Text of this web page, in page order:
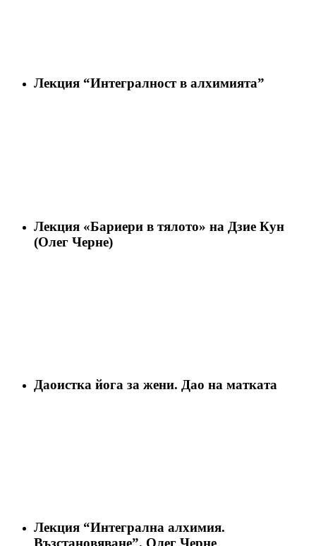
Лекция “Интегралност в алхимията”
Лекция «Бариери в тялото» на Дзие Кун
(Олег Черне)
Даоистка йога за жени. Дао на матката
Лекция “Интегрална алхимия.